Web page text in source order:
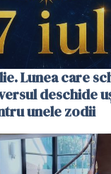
Lunea care
deschide
unele zodii